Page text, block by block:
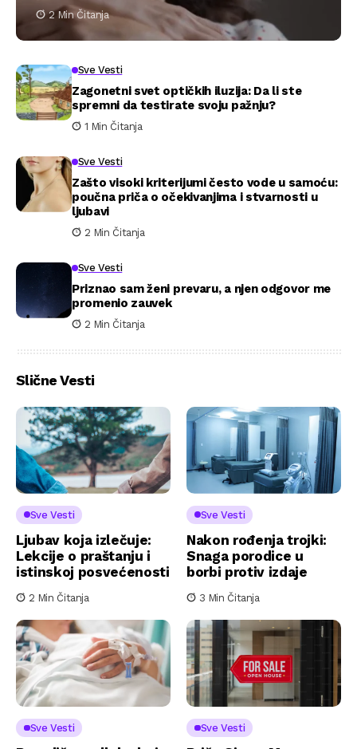
2 Min Čitanja
Sve Vesti
Zagonetni svet optičkih iluzija: Da li ste
spremni da testirate svoju pažnju?
1 Min Čitanja
Sve Vesti
Zašto visoki kriterijumi često vode u samoću:
poučna priča o očekivanjima i stvarnosti u
ljubavi
2 Min Čitanja
Sve Vesti
Priznao sam ženi prevaru, a njen odgovor me
promenio zauvek
2 Min Čitanja
Slične Vesti
Sve Vesti
Ljubav koja izlečuje:
Lekcije o praštanju i
istinskoj posvećenosti
2 Min Čitanja
Sve Vesti
Nakon rođenja trojki:
Snaga porodice u
borbi protiv izdaje
3 Min Čitanja
Sve Vesti Sve Vesti